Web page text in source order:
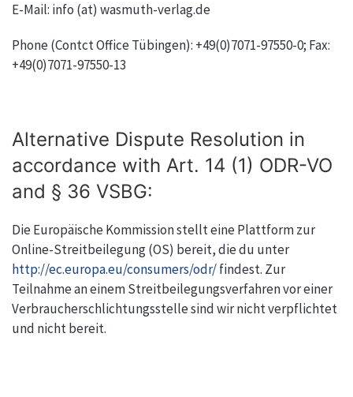
E-Mail: info (at) wasmuth-verlag.de
Phone (Contct Office Tübingen): +49(0)7071-97550-0; Fax:
+49(0)7071-97550-13
Alternative Dispute Resolution in
accordance with Art. 14 (1) ODR-VO
and § 36 VSBG:
Die Europäische Kommission stellt eine Plattform zur
Online-Streitbeilegung (OS) bereit, die du unter
http://ec.europa.eu/consumers/odr/findest. Zur
Teilnahme an einem Streitbeilegungsverfahren vor einer
Verbraucherschlichtungsstelle sind wir nicht verpflichtet
und nicht bereit.